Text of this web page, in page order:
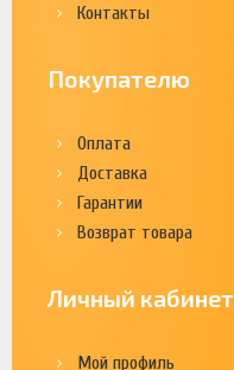
Контакты
Покупателю
Оплата
Доставка
Гарантии
Возврат товара
Личный кабинет
Мой профиль